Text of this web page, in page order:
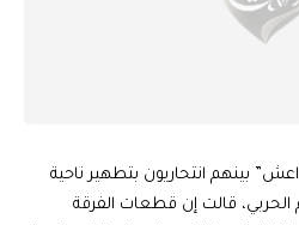
بينهم انتحاريون بتطهير ناحية
الحربي، قالت إن قطعات الفرقة